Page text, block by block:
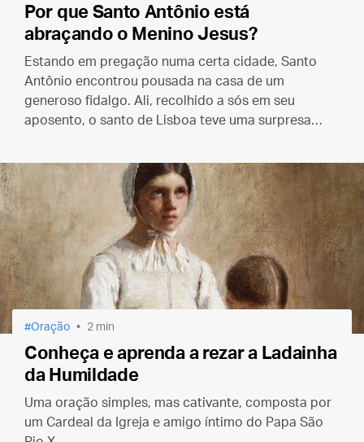
Por que Santo Antônio está
abraçando o Menino Jesus?
Estando em pregação numa certa cidade, Santo
Antônio encontrou pousada na casa de um
generoso fidalgo. Ali, recolhido a sós em seu
aposento, o santo de Lisboa teve uma surpresa…
Oração 2 min
Conheça e aprenda a rezar a Ladainha
da Humildade
Uma oração simples, mas cativante, composta por
um Cardeal da Igreja e amigo íntimo do Papa São